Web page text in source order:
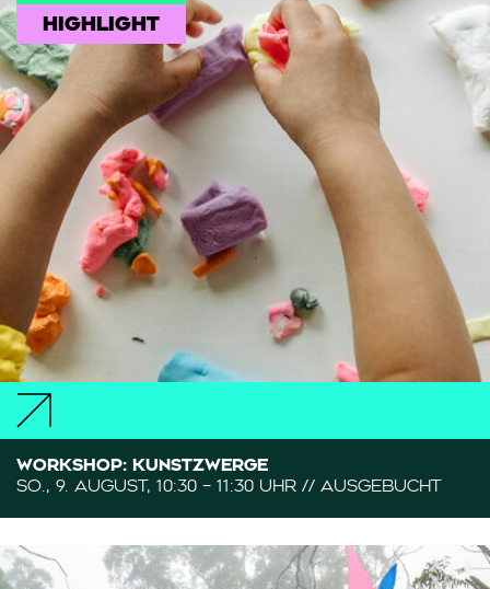
HIGHLIGHT
WORKSHOP: KUNSTZWERGE
SO., 9. AUGUST, 10:30 – 11:30 UHR // AUSGEBUCHT